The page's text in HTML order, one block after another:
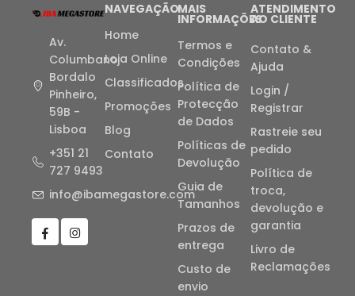
Av.
Columbano
Bordalo
Pinheiro,
59B -
Lisboa
+351 21
727 9493
info@ibamegastore.com
NAVEGAÇÃO
Home
Loja Online
Classificados
Promoções
Blog
Contato
MAIS
INFORMAÇÕES
Termos e
Condições
Política de
Protecção
de Dados
Políticas de
Devolução
Guia de
Tamanhos
Prazos de
entrega
Custo de
envio
ATENDIMENTO
AO CLIENTE
Contato &
Ajuda
Login /
Registrar
Rastreie seu
pedido
Política de
troca,
devolução e
garantia
Livro de
Reclamações